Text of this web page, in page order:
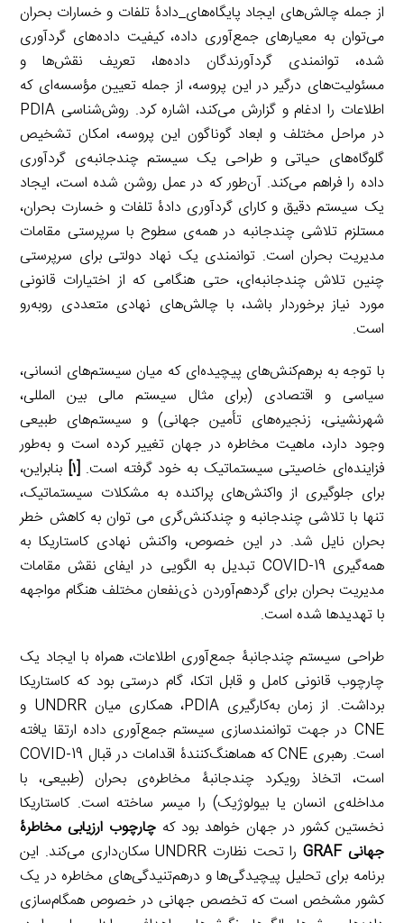
از جمله چالش‌های ایجاد پایگاه‌های_دادۀ تلفات و خسارات بحران
می‌توان به معیار‌های جمع‌آوری‌ داده، کیفیت داده‌های گرد‌آوری
شده، توانمندی گردآورندگان داده‌ها، تعریف نقش‌ها و
مسئولیت‌های درگیر در این پروسه، از جمله تعیین مؤسسه‌ای که
اطلاعات را ادغام و گزارش می‌کند، اشاره کرد. روش‌شناسی PDIA
در مراحل مختلف و ابعاد گوناگون این پروسه، امکان تشخیص
گلوگاه‌های حیاتی و طراحی یک سیستم چند‌جانبه‌ی گردآوری
داده را فراهم می‌کند. آن‌طور که در عمل روشن شده است، ایجاد
یک سیستم دقیق و کارای گردآوری دادۀ تلفات و خسارت بحران،
مستلزم تلاشی چندجانبه در همه‌ی سطوح با سرپرستی مقامات
مدیریت بحران است. توانمندی یک نهاد دولتی برای سرپرستی
چنین تلاش چندجانبه‌ای، حتی هنگامی‌ که از اختیارات قانونی
مورد نیاز برخوردار باشد، با چالش‌های نهادی متعددی رو‌به‌رو
است.
با توجه به برهم‌کنش‌های پیچیده‌ای که میان سیستم‌های انسانی،
سیاسی و اقتصادی (برای مثال سیستم مالی بین المللی،
شهرنشینی، زنجیره‌های تأمین جهانی) و سیستم‌های طبیعی
وجود دارد، ماهیت مخاطره در جهان تغییر کرده است و به‌طور
فزاینده‌ای خاصیتی سیستماتیک به خود گرفته است. [۱] بنابراین،
برای جلوگیری از واکنش‌های پراکنده به مشکلات سیستماتیک،
تنها با تلاشی چند‌جانبه و چندکنش‌گری می توان به کاهش خطر
بحران نایل شد. در این خصوص، واکنش نهادی کاستاریکا به
همه‌گیری COVID-19 تبدیل به الگویی در ایفای نقش مقامات
مدیریت بحران برای گردهم‌آوردن ذی‌نفعان مختلف هنگام مواجهه
با تهدیدها شده است.
طراحی سیستم چندجانبۀ جمع‌آوری اطلاعات، همراه با ایجاد یک
چارچوب قانونی کامل و قابل اتکا، گام‌ درستی بود که کاستاریکا
برداشت. از زمان به‌کارگیری PDIA، همکاری میان UNDRR و
CNE در جهت توانمندسازی سیستم جمع‌آوری داده ارتقا یافته
است. رهبری CNE که هماهنگ‌کنندۀ اقدامات در قبال COVID-19
است، اتخاذ رویکرد چندجانبۀ مخاطره‌ی بحران (طبیعی، با
مداخله‌ی انسان یا بیولوژیک) را میسر ساخته است. کاستاریکا
نخستین کشور در جهان خواهد بود که چارچوب ارزیابی مخاطرۀ
جهانی GRAF
را تحت نظارت UNDRR سکان‌داری می‌کند. این
برنامه برای تحلیل پیچیدگی‌ها و درهم‌تنیدگی‌های مخاطره در یک
کشور مشخص است که تخصص جهانی در خصوص همگام‌سازی